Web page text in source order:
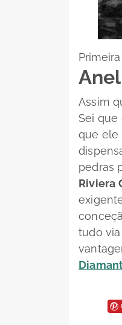
Assim
Sei
que ele
pedras
Riviera
tudo